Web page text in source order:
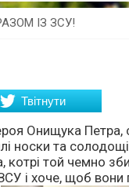
ІЗ ЗСУ!
Твітнути
Онищука
носки та
той чемно
і хоче, щоб